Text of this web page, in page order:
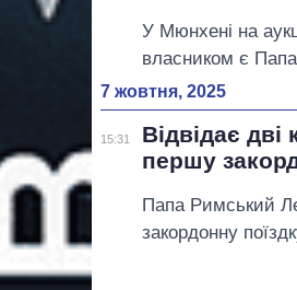
У Мюнхені на
власником є
7 жовтня, 2025
15:31
Відвідає
першу
Папа Римський
закордонну